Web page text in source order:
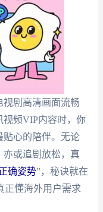
视剧高清画面流畅
视频VIP内容时，你
贴心的陪伴。无论
亦或追剧放松，真
确姿势”，秘诀就在
懂海外用户需求